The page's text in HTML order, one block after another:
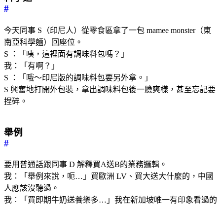
#
今天同事 S（印尼人）從零食區拿了一包 mamee monster（東
南亞科學麵）回座位。
S ：「咦，這裡面有調味料包嗎？」
我：「有啊？」
S ：「哦～印尼版的調味料包要另外拿。」
S 興奮地打開外包裝，拿出調味料包後一臉爽樣，甚至忘記要
捏碎。
舉例
#
要用普通話跟同事 D 解釋買A送B的業務邏輯。
我：「舉例來說，呃…」買歐洲 LV、買大送大什麼的，中國
人應該沒聽過。
我︰「買即期牛奶送養樂多…」我在新加坡唯一有印象看過的